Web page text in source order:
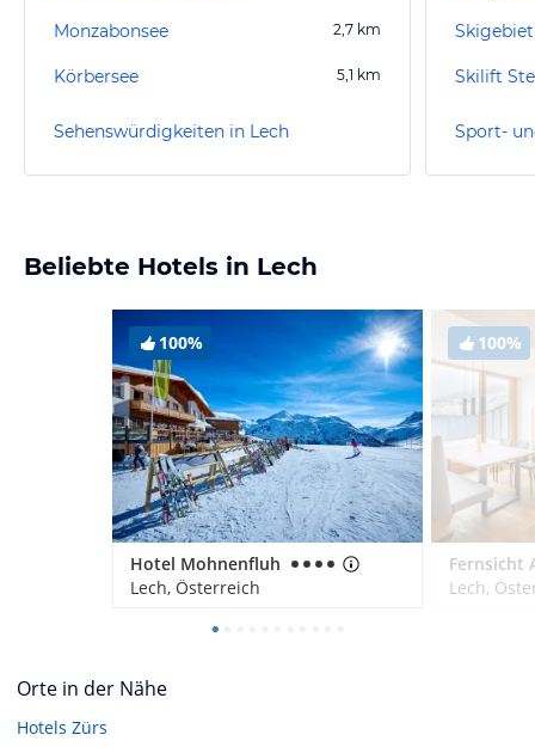
Monzabonsee 2,7 km
Körbersee 5,1 km
Sehenswürdigkeiten in Lech
Skilift
Sport-
Beliebte Hotels in Lech
100%
Hotel Mohnenfluh
Lech, Österreich
100%
Lech,
Orte in der Nähe
Hotels Zürs